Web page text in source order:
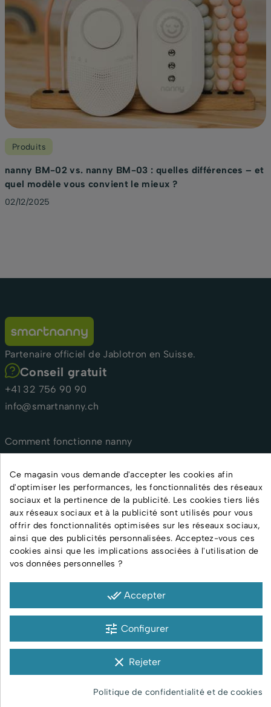
Produits
nanny BM-02 vs. nanny BM-03 : quelles différences – et
quel modèle vous convient le mieux ?
02/12/2025
Partenaire officiel de Jablotron en Suisse.
Conseil gratuit
+41 32 756 90 90
info@smartnanny.ch
Comment fonctionne nanny
nanny pour crèches et assistantes maternelles
FAQ
Guide pratique
Certificats
Contact
Expédition & Livraison
Politique de retour
Déclaration de confidentialité
Ce magasin vous demande d'accepter les cookies afin
d'optimiser les performances, les fonctionnalités des réseaux
sociaux et la pertinence de la publicité. Les cookies tiers liés
aux réseaux sociaux et à la publicité sont utilisés pour vous
offrir des fonctionnalités optimisées sur les réseaux sociaux,
ainsi que des publicités personnalisées. Acceptez-vous ces
cookies ainsi que les implications associées à l'utilisation de
vos données personnelles ?
done_all Accepter
tune Configurer
clear Rejeter
Politique de confidentialité et de cookies